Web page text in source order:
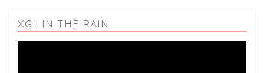
XG | IN THE RAIN